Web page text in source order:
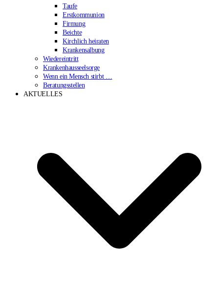
Taufe
Erstkommunion
Firmung
Beichte
Kirchlich heiraten
Krankensalbung
Wiedereintritt
Krankenhausseelsorge
Wenn ein Mensch stirbt …
Beratungsstellen
AKTUELLES